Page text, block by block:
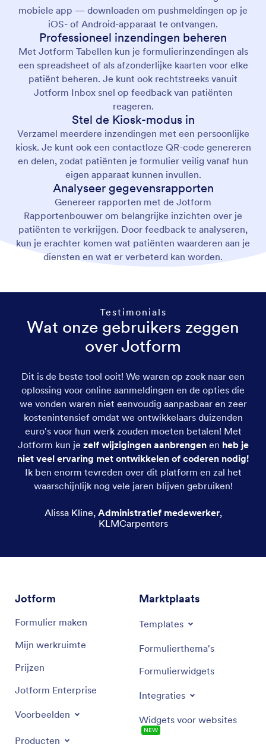
mobiele app — downloaden om pushmeldingen op je
iOS- of Android-apparaat te ontvangen.
Professioneel inzendingen beheren
Met Jotform Tabellen kun je formulierinzendingen als
een spreadsheet of als afzonderlijke kaarten voor elke
patiënt beheren. Je kunt ook rechtstreeks vanuit
Jotform Inbox snel op feedback van patiënten
reageren.
Stel de Kiosk-modus in
Verzamel meerdere inzendingen met een persoonlijke
kiosk. Je kunt ook een contactloze QR-code genereren
en delen, zodat patiënten je formulier veilig vanaf hun
eigen apparaat kunnen invullen.
Analyseer gegevensrapporten
Genereer rapporten met de Jotform
Rapportenbouwer om belangrijke inzichten over je
patiënten te verkrijgen. Door feedback te analyseren,
kun je erachter komen wat patiënten waarderen aan je
diensten en wat er verbeterd kan worden.
Testimonials
Wat onze gebruikers zeggen
over Jotform
Dit is de beste tool ooit! We waren op zoek naar een
oplossing voor online aanmeldingen en de opties die
we vonden waren niet eenvoudig aanpasbaar en zeer
kostenintensief omdat we ontwikkelaars duizenden
euro's voor hun werk zouden moeten betalen! Met
Jotform kun je zelf wijzigingen aanbrengenen heb je
niet veel ervaring met ontwikkelen of coderen nodig!
Ik ben enorm tevreden over dit platform en zal het
waarschijnlijk nog vele jaren blijven gebruiken!
Alissa Kline, Administratief medewerker,
KLMCarpenters
Jotform
Formulier maken
Mijn werkruimte
Prijzen
Jotform Enterprise
Voorbeelden
Producten
Marktplaats
Templates
Formulierthema's
Formulierwidgets
Integraties
Widgets voor websites
NEW